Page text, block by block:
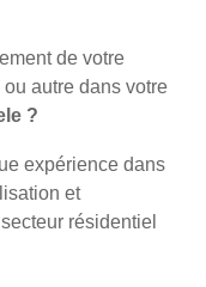
de votre
autre dans votre
?
expérience dans
et
résidentiel